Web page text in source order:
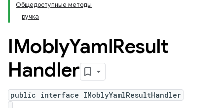
Общедоступные методы
ручка
IMoblyYamlResult
Handler
public interface IMoblyYamlResultHandler